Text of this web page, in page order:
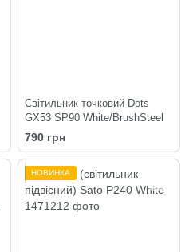
Світильник точковий Dots
GX53 SP90 White/BrushSteel
790 грн
НОВИНКА